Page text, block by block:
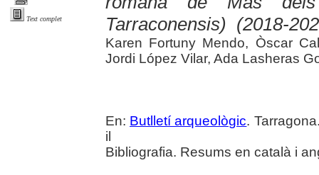
Text complet
Tarraconensis) (2018-
Karen Fortuny Mendo, Òscar
Jordi López Vilar, Ada Lasheras
En: Butlletí arqueològic.
il
Bibliografia. Resums en català i